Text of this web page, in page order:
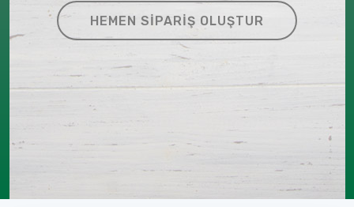
HEMEN SIPARIŞ OLUŞTUR